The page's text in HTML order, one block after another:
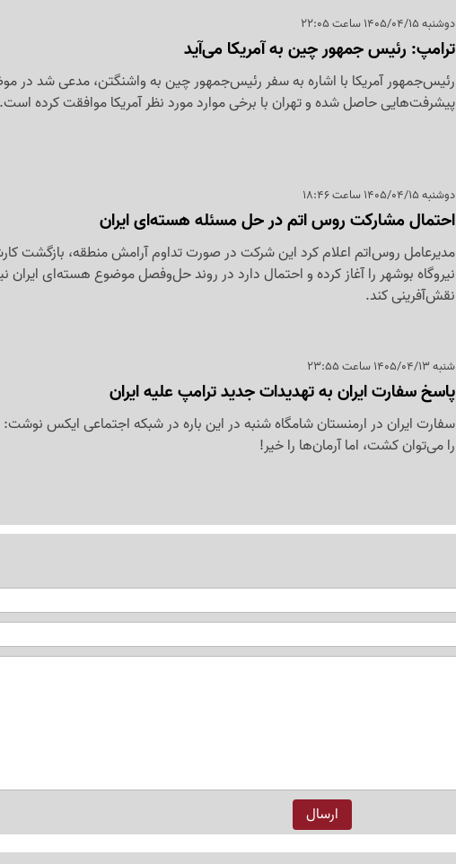
دوشنبه 1405/04/15 ساعت 22:05
ترامپ: رئیس جمهور چین به آمریکا می‌آید
رئیس‌جمهور آمریکا با اشاره به سفر رئیس‌جمهور چین به واشنگتن، مدعی شد در
پیشرفت‌هایی حاصل شده و تهران با برخی موارد مورد نظر آمریکا موافقت کرده است.
دوشنبه 1405/04/15 ساعت 18:46
احتمال مشارکت روس اتم در حل‌ مسئله هسته‌ای ایران
مدیرعامل روس‌اتم اعلام کرد این شرکت در صورت تداوم آرامش منطقه، بازگشت
نیروگاه بوشهر را آغاز کرده و احتمال دارد در روند حل‌وفصل موضوع هسته‌ای ایران
نقش‌آفرینی کند.
شنبه 1405/04/13 ساعت 23:55
پاسخ سفارت ایران به تهدیدات جدید ترامپ علیه ایران
سفارت ایران در ارمنستان شامگاه شنبه در این باره در شبکه اجتماعی ایکس
را می‌توان کشت، اما آرمان‌ها را خیر!